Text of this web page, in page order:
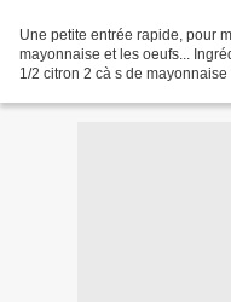
Une petite entrée rapide, pour
mayonnaise et les oeufs...
1/2 citron 2 cà s de